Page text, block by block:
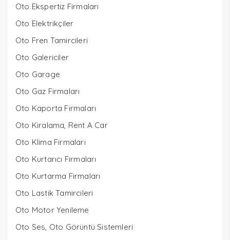
Oto Ekspertiz Firmaları
Oto Elektrikçiler
Oto Fren Tamircileri
Oto Galericiler
Oto Garage
Oto Gaz Firmaları
Oto Kaporta Firmaları
Oto Kiralama, Rent A Car
Oto Klima Firmaları
Oto Kurtarıcı Firmaları
Oto Kurtarma Firmaları
Oto Lastik Tamircileri
Oto Motor Yenileme
Oto Ses, Oto Görüntü Sistemleri